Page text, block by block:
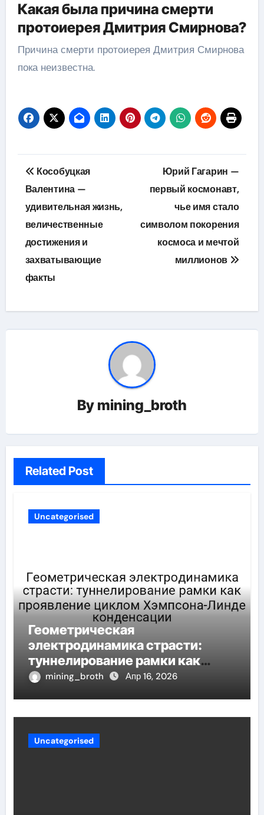
Какая была причина смерти
протоиерея Дмитрия Смирнова?
Причина смерти протоиерея Дмитрия Смирнова
пока неизвестна.
Навигация
по
записям
Кособуцкая
Валентина —
удивительная жизнь,
величественные
достижения и
захватывающие
факты
Юрий Гагарин —
первый космонавт,
чье имя стало
символом покорения
космоса и мечтой
миллионов
By mining_broth
Related Post
Uncategorised
Геометрическая
электродинамика страсти:
туннелирование рамки как
проявление циклом Хэмпсона-
mining_broth Апр 16, 2026
Uncategorised